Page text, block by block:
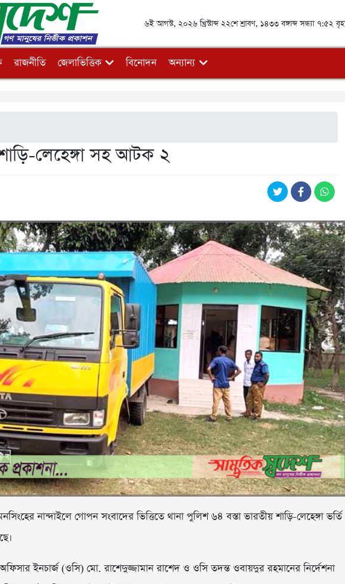
৬ই আগস্ট, ২০২৬ খ্রিস্টাব্দ ২২শে শ্রাবণ, ১৪৩৩ বঙ্গাব্দ সন্ধ্যা ৭:৫২
রাজনীতি জেলাভিত্তিক বিনোদন অন্যান্য
লেহেঙ্গা সহ আটক ২
নান্দাইলে গোপন সংবাদের ভিত্তিতে থানা পুলিশ ৬৪ বস্তা ভারতীয় শাড়ি-লেহেঙ্গা ভর্তি
ইনচার্জ (ওসি) মো. রাশেদুজ্জামান রাশেদ ও ওসি তদন্ত ওবায়দুর রহমানের নির্দেশনা